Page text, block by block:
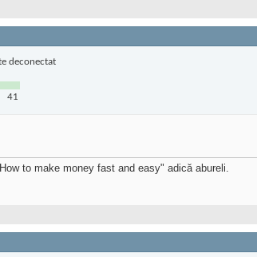
41
to make money fast and easy" adică abureli.